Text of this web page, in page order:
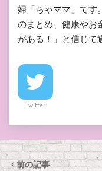
婦「ちゃママ」です
のまとめ、健康やお
がある！」と信じて
Twitter
前の記事